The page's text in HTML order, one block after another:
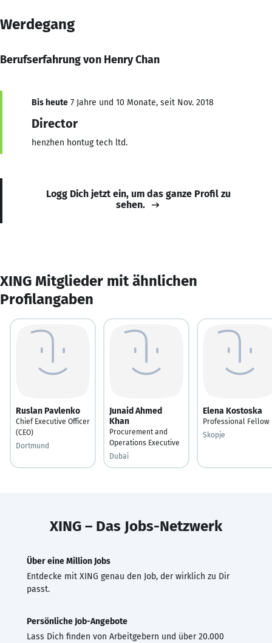
Werdegang
Berufserfahrung von Henry Chan
Bis heute 7 Jahre und 10 Monate, seit Nov. 2018
Director
henzhen hontug tech ltd.
Logg Dich jetzt ein, um das ganze Profil zu
sehen.
XING Mitglieder mit ähnlichen
Profilangaben
Ruslan Pavlenko
Chief Executive Officer
(CEO)
Dortmund
Junaid Ahmed
Khan
Procurement and
Operations Executive
Dubai
Elena Kostoska
Professional Fellow
Skopje
XING – Das Jobs-Netzwerk
Über eine Million Jobs
Entdecke mit XING genau den Job, der wirklich zu Dir
passt.
Persönliche Job-Angebote
Lass Dich finden von Arbeitgebern und über 20.000